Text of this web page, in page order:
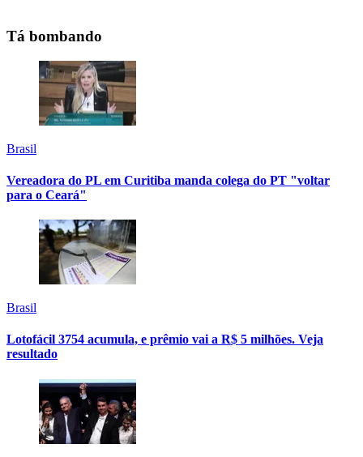
Tá bombando
Brasil
Vereadora do PL em Curitiba manda colega do PT "voltar
para o Ceará"
Brasil
Lotofácil 3754 acumula, e prêmio vai a R$ 5 milhões. Veja
resultado